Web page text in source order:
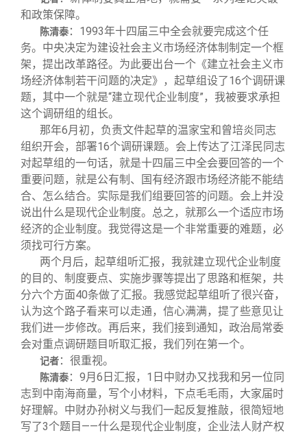
和政策保障。
陈清泰：1993年十四届三中全会就要完成这个任
务。中央决定为建设社会主义市场经济体制制定一个框
架，提出改革路径。为此要出台一个《建立社会主义市
场经济体制若干问题的决定》，起草组设了16个调研课
题，其中一个就是“建立现代企业制度”，我被要求承担
这个调研组的组长。
那年6月初，负责文件起草的温家宝和曾培炎同志
组织开会，部署16个调研课题。会上传达了江泽民同志
对起草组的一句话，就是十四届三中全会要回答的一个
重要问题，就是公有制、国有经济跟市场经济能不能结
合、怎么结合。实际是我们组要回答的问题。会上并没
说出什么是现代企业制度。总之，就那么一个适应市场
经济的企业制度。我觉得这是一个非常重要的难题，必
须找可行方案。
两个月后，起草组听汇报，我就建立现代企业制度
的目的、制度要点、实施步骤等提出了思路和框架，共
分六个方面40条做了汇报。我感觉起草组听了很兴奋，
认为这个路子看来可以走通，信心满满，提了些意见让
我们进一步修改。再后来，我们接到通知，政治局常委
会对重点调研题目听取汇报，我们列在第一个。
记者：很重视。
陈清泰：9月6日汇报，1日中财办又找我和另一位同
志到中南海商量，写个小材料，下点毛毛雨，大家届时
好理解。中财办孙树义与我们一起反复推敲，很简短地
写了3个题目——什么是现代企业制度，企业法人财产权